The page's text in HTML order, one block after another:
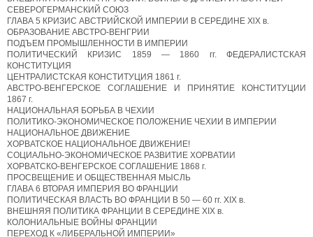
СЕВЕРОГЕРМАНСКИЙ СОЮЗ
ГЛАВА 5 КРИЗИС АВСТРИЙСКОЙ ИМПЕРИИ В СЕРЕДИНЕ XlX в.
ОБРАЗОВАНИЕ АВСТРО-ВЕНГРИИ
ПОДЪЕМ ПРОМЫШЛЕННОСТИ В ИМПЕРИИ
ПОЛИТИЧЕСКИЙ КРИЗИС 1859 — 1860 гг. ФЕДЕРАЛИСТСКАЯ
КОНСТИТУЦИЯ
ЦЕНТРАЛИСТСКАЯ КОНСТИТУЦИЯ 1861 г.
АВСТРО-ВЕНГЕРСКОЕ СОГЛАШЕНИЕ И ПРИНЯТИЕ КОНСТИТУЦИИ
1867 г.
НАЦИОНАЛЬНАЯ БОРЬБА В ЧЕХИИ
ПОЛИТИКО-ЭКОНОМИЧЕСКОЕ ПОЛОЖЕНИЕ ЧЕХИИ В ИМПЕРИИ
НАЦИОНАЛЬНОЕ ДВИЖЕНИЕ
ХОРВАТСКОЕ НАЦИОНАЛЬНОЕ ДВИЖЕНИЕ!
СОЦИАЛЬНО-ЭКОНОМИЧЕСКОЕ РАЗВИТИЕ ХОРВАТИИ
ХОРВАТСКО-ВЕНГЕРСКОЕ СОГЛАШЕНИЕ 1868 г.
ПРОСВЕЩЕНИЕ И ОБЩЕСТВЕННАЯ МЫСЛЬ
ГЛАВА 6 ВТОРАЯ ИМПЕРИЯ ВО ФРАНЦИИ
ПОЛИТИЧЕСКАЯ ВЛАСТЬ ВО ФРАНЦИИ В 50 — 60 гг. XIX в.
ВНЕШНЯЯ ПОЛИТИКА ФРАНЦИИ В СЕРЕДИНЕ XIX в.
КОЛОНИАЛЬНЫЕ ВОЙНЫ ФРАНЦИИ
ПЕРЕХОД К «ЛИБЕРАЛЬНОЙ ИМПЕРИИ»